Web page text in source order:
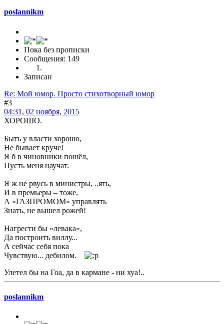
poslannikm
Пока без прописки
Сообщения: 149
Записан
Re: Мой юмор. Просто стихотворный юмор
#3
04:31, 02 ноября, 2015
ХОРОШО.
Быть у власти хорошо,
Не бывает круче!
Я б в чиновники пошёл,
Пусть меня научат.
Я ж не рвусь в министры, ..ять,
И в премьеры – тоже,
А «ГАЗПРОМОМ» управлять
Знать, не вышел рожей!
Нагрести бы «левака»,
Да построить виллу...
А сейчас себя пока
Чувствую... дебилом.
Улетел бы на Гоа, да в кармане - ни хуа!..
poslannikm